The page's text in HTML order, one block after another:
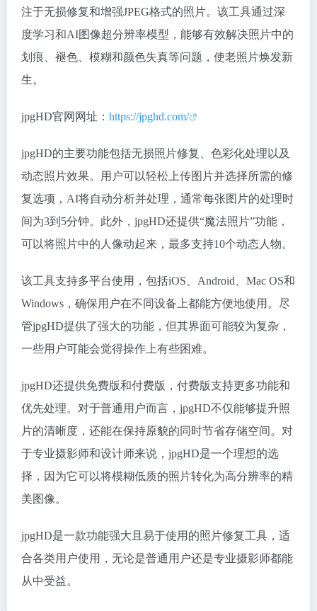
注于无损修复和增强JPEG格式的照片。该工具通过深
度学习和AI图像超分辨率模型，能够有效解决照片中的
划痕、褪色、模糊和颜色失真等问题，使老照片焕发新
生。
jpgHD官网网址： https://jpghd.com/
jpgHD的主要功能包括无损照片修复、色彩化处理以及
动态照片效果。用户可以轻松上传图片并选择所需的修
复选项，AI将自动分析并处理，通常每张图片的处理时
间为3到5分钟。此外，jpgHD还提供“魔法照片”功能，
可以将照片中的人像动起来，最多支持10个动态人物。
该工具支持多平台使用，包括iOS、Android、Mac OS和
Windows，确保用户在不同设备上都能方便地使用。尽
管jpgHD提供了强大的功能，但其界面可能较为复杂，
一些用户可能会觉得操作上有些困难。
jpgHD还提供免费版和付费版，付费版支持更多功能和
优先处理。对于普通用户而言，jpgHD不仅能够提升照
片的清晰度，还能在保持原貌的同时节省存储空间。对
于专业摄影师和设计师来说，jpgHD是一个理想的选
择，因为它可以将模糊低质的照片转化为高分辨率的精
美图像。
jpgHD是一款功能强大且易于使用的照片修复工具，适
合各类用户使用，无论是普通用户还是专业摄影师都能
从中受益。